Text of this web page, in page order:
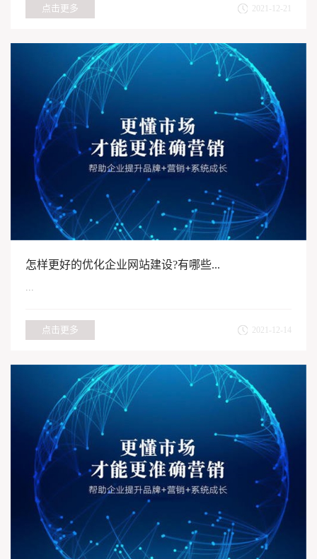
点击更多 2021-12-21
怎样更好的优化企业网站建设?有哪些...
点击更多 2021-12-14